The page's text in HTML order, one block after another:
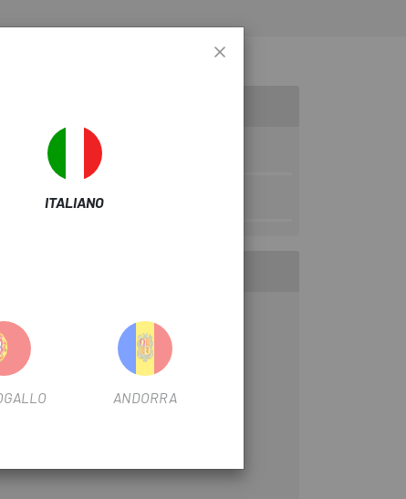
ITALIANO
ANDORRA